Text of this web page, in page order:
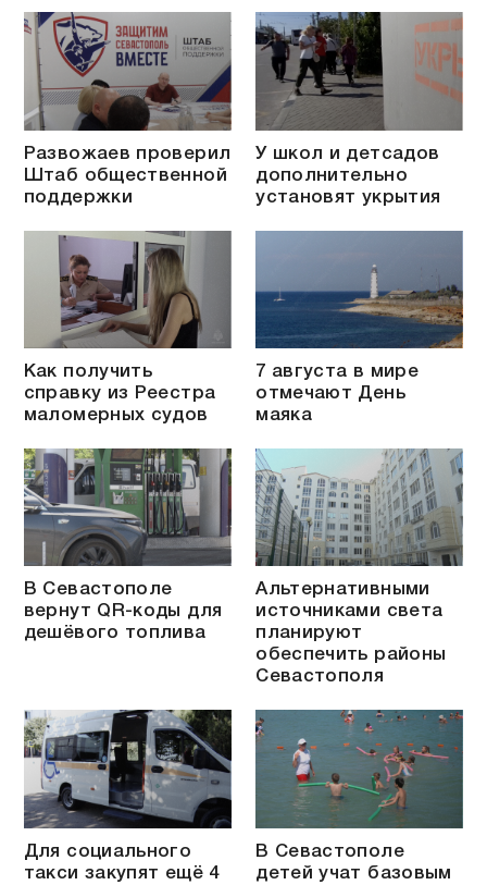
Развожаев проверил
Штаб общественной
поддержки
У школ и детсадов
дополнительно
установят укрытия
Как получить
справку из Реестра
маломерных судов
7 августа в мире
отмечают День
маяка
В Севастополе
вернут QR-коды для
дешёвого топлива
Альтернативными
источниками света
планируют
обеспечить районы
Севастополя
Для социального
такси закупят ещё 4
В Севастополе
детей учат базовым